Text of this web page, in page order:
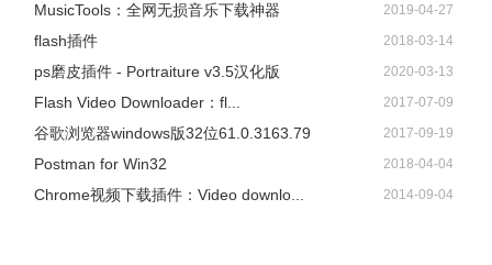
​MusicTools：全网无损音乐下载神器 2019-04-27
flash插件 2018-03-14
ps磨皮插件 - Portraiture v3.5汉化版 2020-03-13
Flash Video Downloader：fl... 2017-07-09
谷歌浏览器windows版32位61.0.3163.79 2017-09-19
Postman for Win32 2018-04-04
Chrome视频下载插件：Video downlo... 2014-09-04